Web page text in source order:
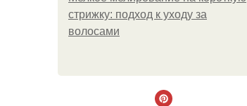
стрижку: подход к уходу за
волосами